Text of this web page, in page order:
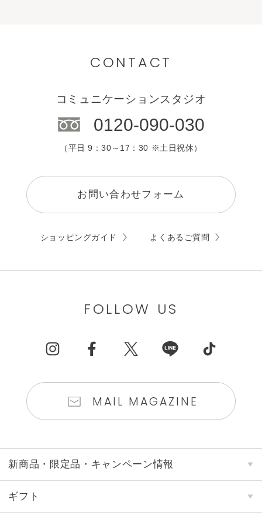
CONTACT
コミュニケーションスタジオ
0120-090-030
（平日 9：30～17：30 ※土日祝休）
お問い合わせフォーム
ショッピングガイド よくあるご質問
FOLLOW US
MAIL MAGAZINE
新商品・限定品・キャンペーン情報
ギフト